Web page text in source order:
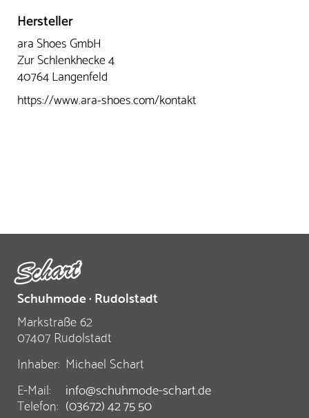
Hersteller
ara Shoes GmbH
Zur Schlenkhecke 4
40764 Langenfeld
https://www.ara-shoes.com/kontakt
Schuhmode · Rudolstadt
Markstraße 62
07407 Rudolstadt
Inhaber: Michael Schart
E-Mail:
info@schuhmode-schart.de
Telefon: (03672) 42 75 50